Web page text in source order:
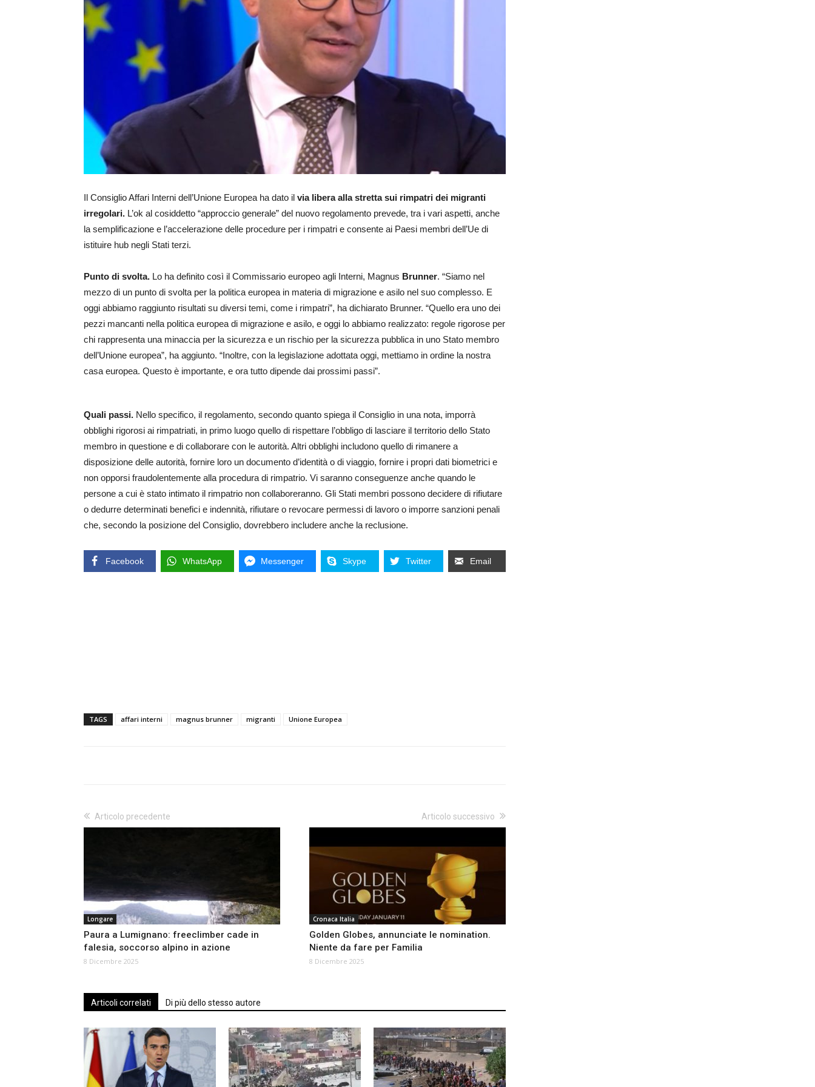
Il Consiglio Affari Interni dell’Unione Europea ha dato il via libera alla stretta sui rimpatri dei migranti
irregolari. L’ok al cosiddetto “approccio generale” del nuovo regolamento prevede, tra i vari aspetti, anche
la semplificazione e l’accelerazione delle procedure per i rimpatri e consente ai Paesi membri dell’Ue di
istituire hub negli Stati terzi.
Punto di svolta. Lo ha definito così il Commissario europeo agli Interni, Magnus Brunner. “Siamo nel
mezzo di un punto di svolta per la politica europea in materia di migrazione e asilo nel suo complesso. E
oggi abbiamo raggiunto risultati su diversi temi, come i rimpatri”, ha dichiarato Brunner. “Quello era uno dei
pezzi mancanti nella politica europea di migrazione e asilo, e oggi lo abbiamo realizzato: regole rigorose per
chi rappresenta una minaccia per la sicurezza e un rischio per la sicurezza pubblica in uno Stato membro
dell’Unione europea”, ha aggiunto. “Inoltre, con la legislazione adottata oggi, mettiamo in ordine la nostra
casa europea. Questo è importante, e ora tutto dipende dai prossimi passi”.
Quali passi. Nello specifico, il regolamento, secondo quanto spiega il Consiglio in una nota, imporrà
obblighi rigorosi ai rimpatriati, in primo luogo quello di rispettare l’obbligo di lasciare il territorio dello Stato
membro in questione e di collaborare con le autorità. Altri obblighi includono quello di rimanere a
disposizione delle autorità, fornire loro un documento d’identità o di viaggio, fornire i propri dati biometrici e
non opporsi fraudolentemente alla procedura di rimpatrio. Vi saranno conseguenze anche quando le
persone a cui è stato intimato il rimpatrio non collaboreranno. Gli Stati membri possono decidere di rifiutare
o dedurre determinati benefici e indennità, rifiutare o revocare permessi di lavoro o imporre sanzioni penali
che, secondo la posizione del Consiglio, dovrebbero includere anche la reclusione.
Facebook WhatsApp Messenger Skype Twitter Email
TAGS affari interni magnus brunner migranti Unione Europea
Articolo precedente
Longare
Paura a Lumignano: freeclimber cade in
falesia, soccorso alpino in azione
8 Dicembre 2025
Articolo successivo
Cronaca Italia
Golden Globes, annunciate le nomination.
Niente da fare per Familia
8 Dicembre 2025
Articoli correlati Di più dello stesso autore